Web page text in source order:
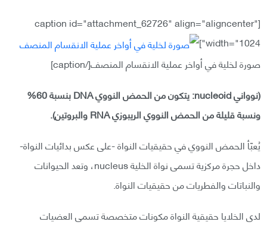
[caption id="attachment_62726" align="aligncenter"
width="1024"]
صورة لخلية في أواخر عملية الانقسام المنصف[/caption]
(نوواني nucleoid: يتكون من الحمض النووي DNA بنسبة 60%
ونسبة قليلة من الحمض النووي الريبوزي RNA والبروتين).
يُعبّأ الحمض النووي في حقيقيات النواة -على عكس بدائيات النواة-
داخل حجرة مركزية تسمى نواة الخلية nucleus، وتعد الحيوانات
والنباتات والفطريات من حقيقيات النواة.
لدى الخلايا حقيقية النواة مكونات متخصصة تسمى العضيات